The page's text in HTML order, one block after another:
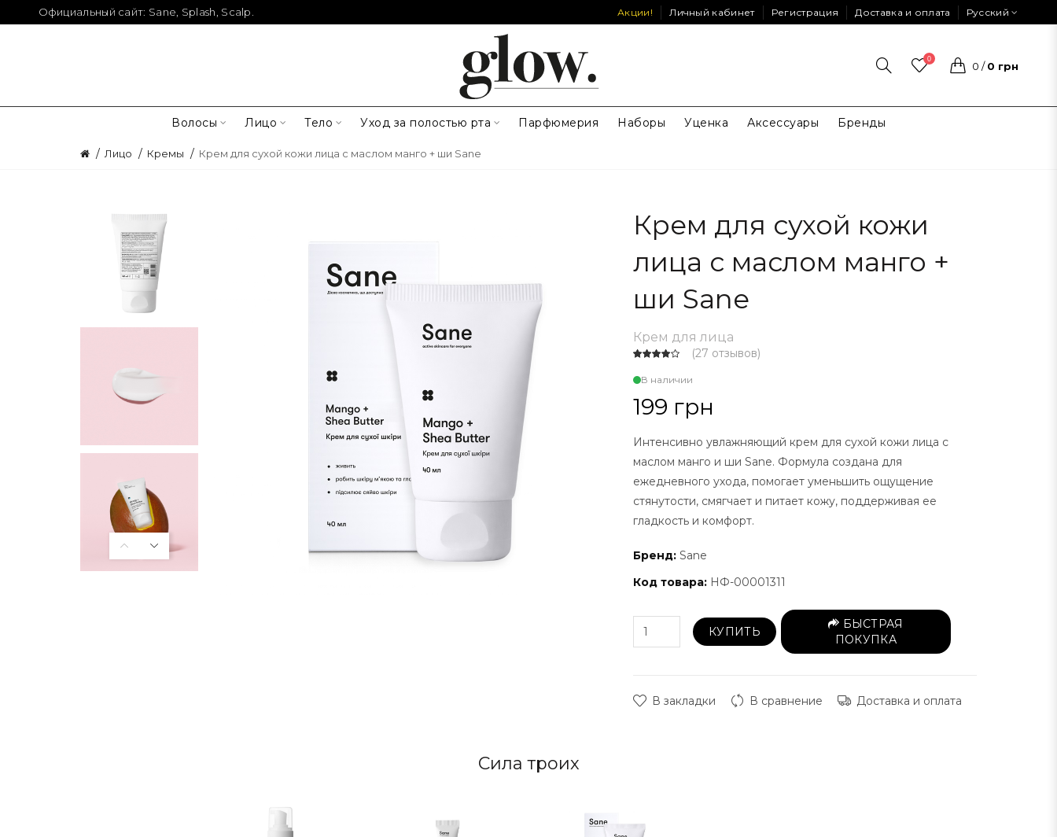
Официальный сайт: Sane Splash Scalp Акции! Личный кабинет Регистрация Доставка и оплата Русский
0
0 / 0 грн
Волосы Лицо Тело Уход за полостью рта Парфюмерия Наборы Уценка Аксессуары Бренды
Лицо Кремы Крем для сухой кожи лица с маслом манго + ши Sane
Крем для сухой кожи
лица с маслом манго +
ши Sane
Крем для лица
(27 отзывов)
В наличии
199 грн
Интенсивно увлажняющий крем для сухой кожи лица с
маслом манго и ши Sane. Формула создана для
ежедневного ухода, помогает уменьшить ощущение
стянутости, смягчает и питает кожу, поддерживая ее
гладкость и комфорт.
Бренд: Sane
Код товара: НФ-00001311
КУПИТЬ
БЫСТРАЯ
ПОКУПКА
В закладки В сравнение Доставка и оплата
Сила троих